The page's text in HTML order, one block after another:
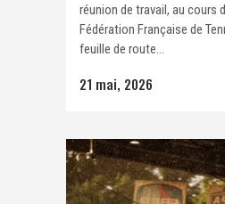
réunion de travail, au cours
Fédération Française de
feuille de route...
21 mai, 2026